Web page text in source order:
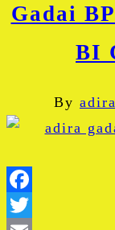
Gadai
BI
By adira